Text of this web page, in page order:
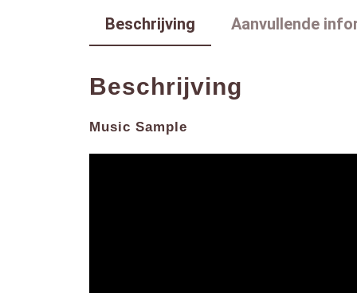
Beschrijving Aanvullende
Beschrijving
Music Sample